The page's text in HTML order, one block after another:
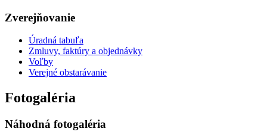
Zverejňovanie
Úradná tabuľa
Zmluvy, faktúry a objednávky
Voľby
Verejné obstarávanie
Fotogaléria
Náhodná fotogaléria